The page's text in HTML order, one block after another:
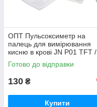
ОПТ Пульсоксиметр на
палець для вимірювання
кисню в крові JN P01 TFT /
Пульсометр, Оксиметром
Готово до відправки
130 ₴
Купити